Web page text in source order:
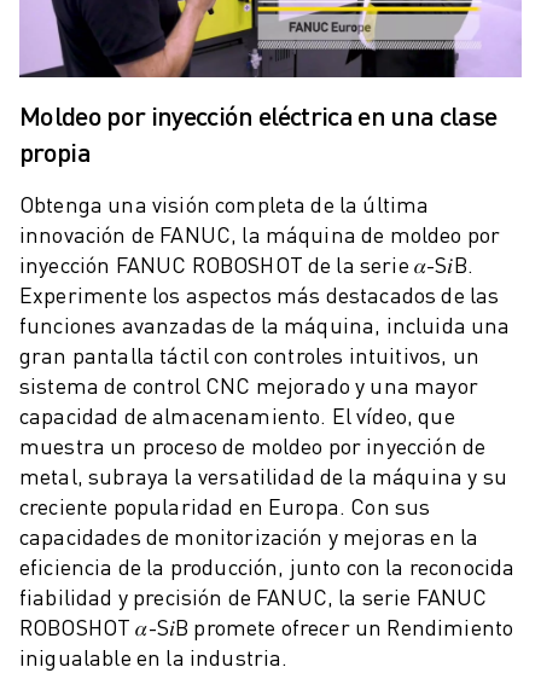
COSTE TOTAL DE PROPIEDAD DE ROBOSHOT
MÁQUINAS DE ELECTROEROSIÓN POR HILO
HARDWARE DE ROBOCUT
SOFTWARE DE ROBOCUT
SOSTENIBILIDAD DE ROBOCUT
SOLUCIONES IIOT
SOLUCIONES PARA FÁBRICAS INTELIGENTES
SOLUCIONES DE FÁBRICA INTELIGENTE PARA AUMENTAR LA
REGISTRO DE PRODUCTOS " PORTAL FANUC
CASOS PRÁCTICOS
SOLUCIONES
INDUSTRIAS
TODAS LAS INDUSTRIAS
AEROESPACIAL
AUTOMOCIÓN
VEHÍCULOS ELÉCTRICOS
ELECTRÓNICA
ALIMENTACIÓN Y BEBIDAS
MÉDICO
Moldeo por inyección eléctrica en una clase
propia
Obtenga una visión completa de la última
innovación de FANUC, la máquina de moldeo por
inyección FANUC ROBOSHOT de la serie 𝛼-S𝑖B.
Experimente los aspectos más destacados de las
funciones avanzadas de la máquina, incluida una
gran pantalla táctil con controles intuitivos, un
sistema de control CNC mejorado y una mayor
capacidad de almacenamiento. El vídeo, que
muestra un proceso de moldeo por inyección de
metal, subraya la versatilidad de la máquina y su
creciente popularidad en Europa. Con sus
capacidades de monitorización y mejoras en la
eficiencia de la producción, junto con la reconocida
fiabilidad y precisión de FANUC, la serie FANUC
ROBOSHOT 𝛼-S𝑖B promete ofrecer un Rendimiento
inigualable en la industria.